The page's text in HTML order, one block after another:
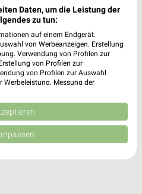
in Ingolstadt
Daten, um die Leistung der
zu tun:
auf einem Endgerät.
von Werbeanzeigen. Erstellung
Verwendung von Profilen zur
von Profilen zur
von Profilen zur Auswahl
Werbeleistung. Messung der
Quellen. Entwicklung und
reduzierter Daten zur Auswahl
Union weitergegeben und in die